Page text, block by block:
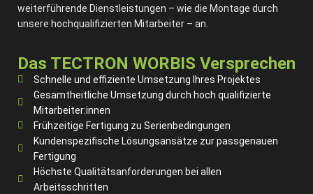
weiterführende Dienstleistungen – wie die Montage durch
unsere hochqualifizierten Mitarbeiter – an.
Das TECTRON WORBIS Versprechen
Schnelle und effiziente Umsetzung Ihres Projektes
Gesamtheitliche Umsetzung durch hoch qualifizierte
Mitarbeiter:innen
Frühzeitige Fertigung zu Serienbedingungen
Kundenspezifische Lösungsansätze zur passgenauen
Fertigung
Höchste Qualitätsanforderungen bei allen
Arbeitsschritten